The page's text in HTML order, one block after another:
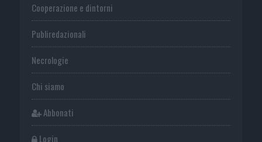
Cooperazione e dintorni
Publiredazionali
Necrologie
Chi siamo
Abbonati
Login